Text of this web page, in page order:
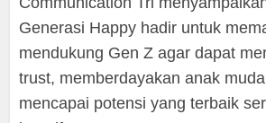
Generasi Happy hadir untuk
mendukung Gen Z agar dapat
trust, memberdayakan anak
mencapai potensi yang terbaik